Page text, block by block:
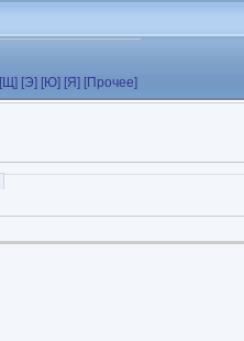
[Щ] [Э] [Ю] [Я] [Прочее]